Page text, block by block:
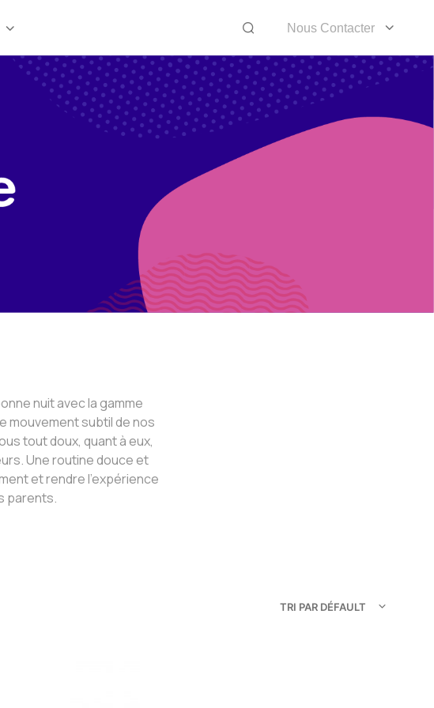
Nous Contacter
nuit avec la gamme
mouvement subtil de nos
tout doux, quant à eux,
Une routine douce et
et rendre l’expérience
parents.
TRI PAR DÉFAULT